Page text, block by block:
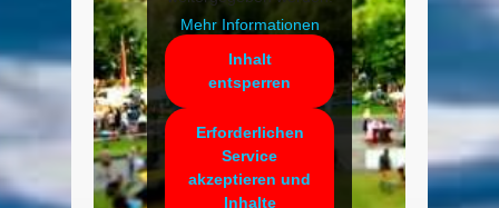
Mehr Informationen
Inhalt
entsperren
Erforderlichen
Service
akzeptieren und
Inhalte